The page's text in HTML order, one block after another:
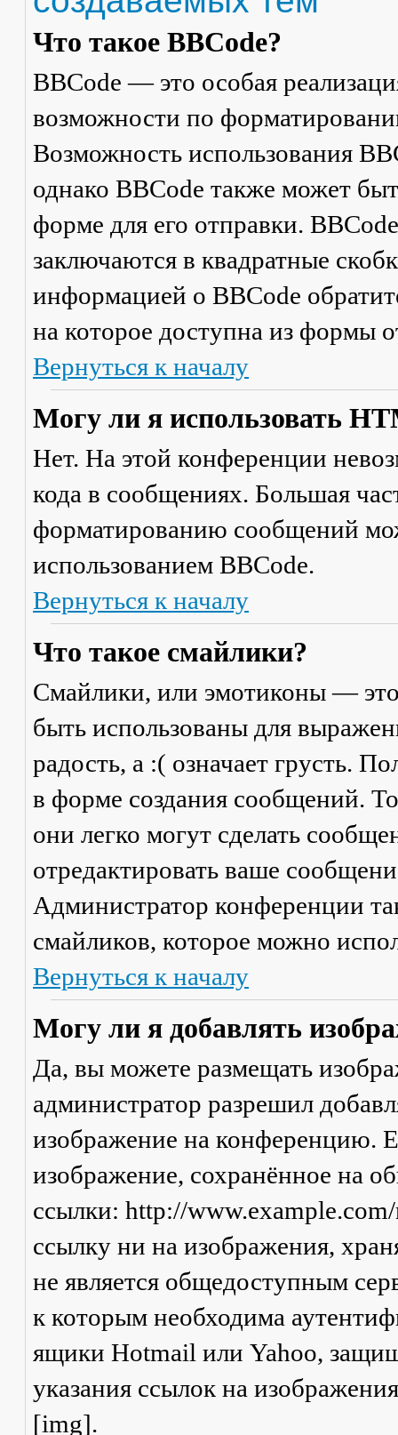
Что такое BBCode?
BBCode — это особая
возможности по
Возможность использования
однако BBCode также может
форме для его отправки.
заключаются в квадратные
информацией о BBCode
на которое доступна из формы
Вернуться к началу
Могу ли я использовать
Нет. На этой конференции
кода в сообщениях. Большая
форматированию сообщений
использованием BBCode.
Вернуться к началу
Что такое смайлики?
Смайлики, или эмотиконы —
быть использованы для
радость, а :( означает грусть.
в форме создания сообщений.
они легко могут сделать
отредактировать ваше
Администратор конференции
смайликов, которое можно
Вернуться к началу
Могу ли я добавлять
Да, вы можете размещать
администратор разрешил
изображение на конференцию.
изображение, сохранённое на
ссылки: http://
ссылку ни на изображения,
не является общедоступным
к которым необходима
ящики Hotmail или Yahoo,
указания ссылок на
[img].